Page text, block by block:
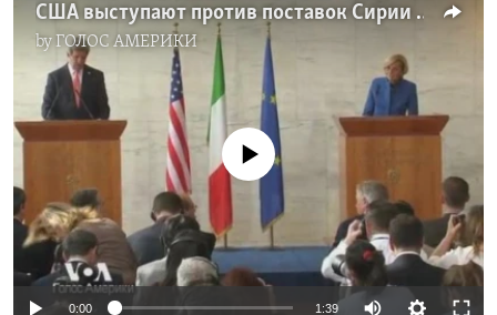
Языки США выступают против поставок Сирии российских вооружений
byГОЛОС АМЕРИКИ
No media source currently available
0:00 1:39